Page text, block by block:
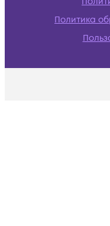
Политика